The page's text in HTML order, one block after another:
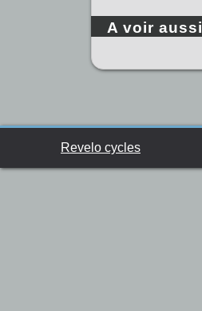
A voir aussi
Revelo cycles